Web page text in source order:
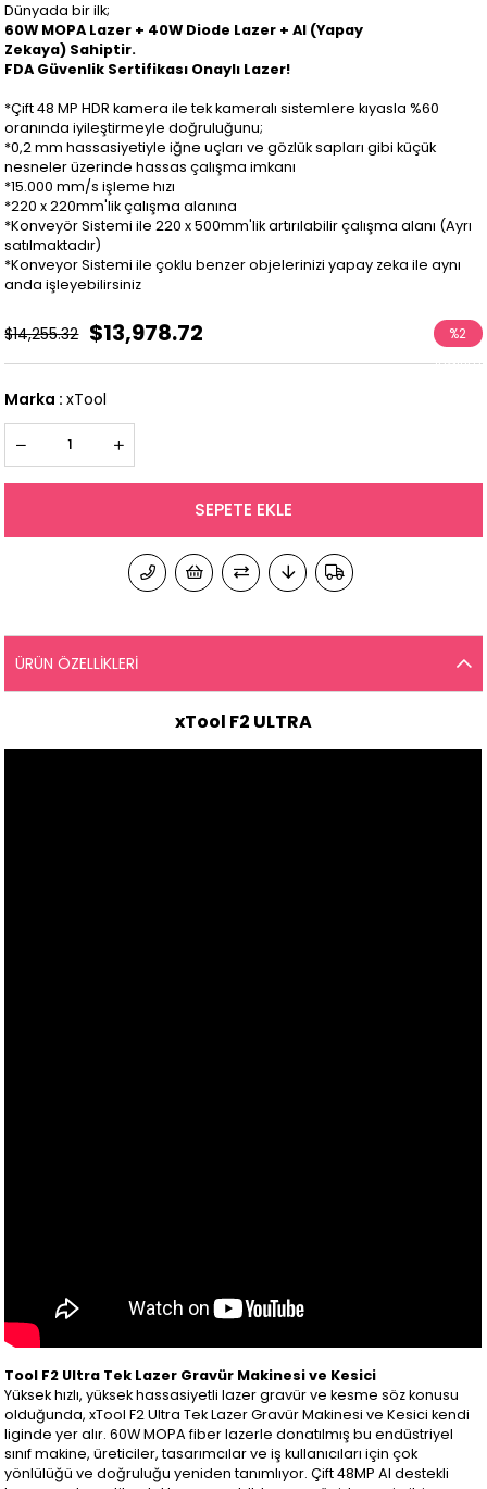
Dünyada bir ilk;
60W MOPA Lazer + 40W Diode Lazer + AI (Yapay
Zekaya) Sahiptir.
FDA Güvenlik Sertifikası Onaylı Lazer!
*Çift 48 MP HDR kamera ile tek kameralı sistemlere kıyasla %60
oranında iyileştirmeyle doğruluğunu;
*0,2 mm hassasiyetiyle iğne uçları ve gözlük sapları gibi küçük
nesneler üzerinde hassas çalışma imkanı
*15.000 mm/s işleme hızı
*220 x 220mm'lik çalışma alanına
*Konveyör Sistemi ile 220 x 500mm'lik artırılabilir çalışma alanı (Ayrı
satılmaktadır)
*Konveyor Sistemi ile çoklu benzer objelerinizi yapay zeka ile aynı
anda işleyebilirsiniz
$14,255.32 $13,978.72 %2
İndirim
Marka : xTool
ÜRÜN ÖZELLIKLERI
xTool F2 ULTRA
Tool F2 Ultra Tek Lazer Gravür Makinesi ve Kesici
Yüksek hızlı, yüksek hassasiyetli lazer gravür ve kesme söz konusu
olduğunda, xTool F2 Ultra Tek Lazer Gravür Makinesi ve Kesici kendi
liginde yer alır. 60W MOPA fiber lazerle donatılmış bu endüstriyel
sınıf makine, üreticiler, tasarımcılar ve iş kullanıcıları için çok
yönlülüğü ve doğruluğu yeniden tanımlıyor. Çift 48MP AI destekli